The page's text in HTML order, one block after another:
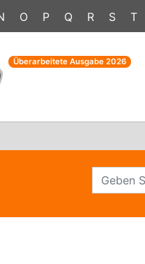
O P Q R S T
Überarbeitete Ausgabe 2026